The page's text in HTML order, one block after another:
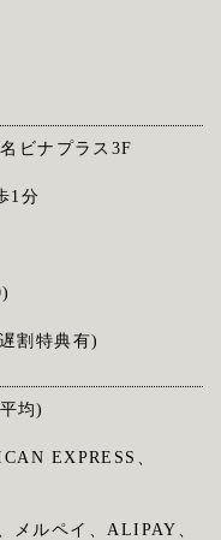
ビナプラス3F
1分
割特典有)
均)
EXPRESS、
メルペイ、ALIPAY、